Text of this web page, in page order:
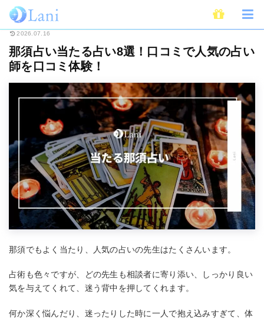
ホーム 占い 那須占い当たる占い8選！口コミで人気
2026.07.16
那須占い当たる占い8選！口コミで人気の占い
師を口コミ体験！
那須でもよく当たり、人気の占いの先生はたくさんいます。
占術も色々ですが、どの先生も相談者に寄り添い、しっかり良い
気を与えてくれて、迷う背中を押してくれます。
何か深く悩んだり、迷ったりした時に一人で抱え込みすぎて、体